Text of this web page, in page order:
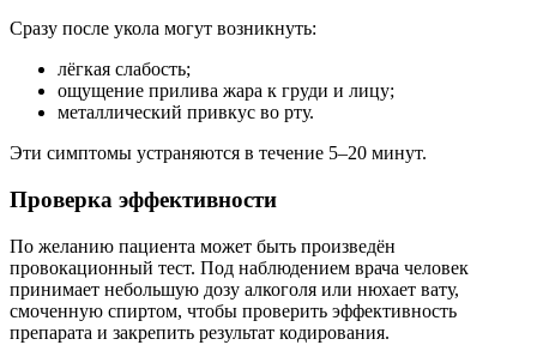
Сразу после укола могут возникнуть:
лёгкая слабость;
ощущение прилива жара к груди и лицу;
металлический привкус во рту.
Эти симптомы устраняются в течение 5–20 минут.
Проверка эффективности
По желанию пациента может быть произведён
провокационный тест. Под наблюдением врача человек
принимает небольшую дозу алкоголя или нюхает вату,
смоченную спиртом, чтобы проверить эффективность
препарата и закрепить результат кодирования.